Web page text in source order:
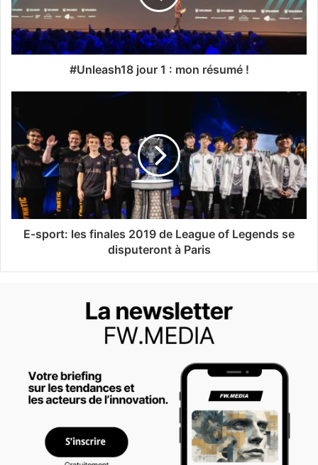
#Unleash18 jour 1 : mon résumé !
E-sport: les finales 2019 de League of Legends se
disputeront à Paris